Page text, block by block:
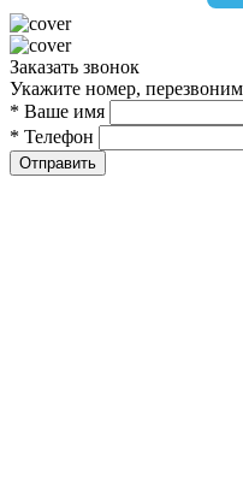
Заказать звонок
Укажите номер,
* Ваше имя
* Телефон
Отправить